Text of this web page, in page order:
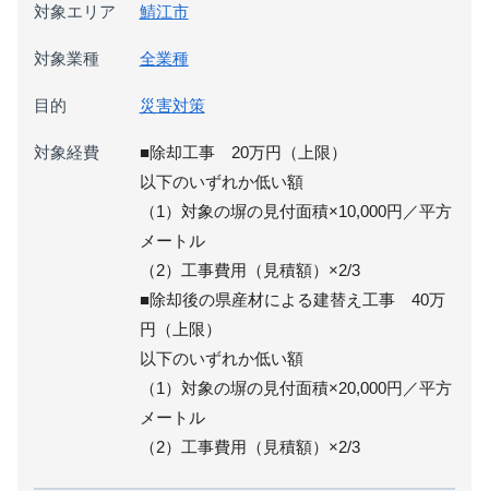
対象エリア 鯖江市
対象業種 全業種
目的 災害対策
対象経費
■除却工事 20万円（上限）
以下のいずれか低い額
（1）対象の塀の見付面積×10,000円／平方
メートル
（2）工事費用（見積額）×2/3
■除却後の県産材による建替え工事 40万
円（上限）
以下のいずれか低い額
（1）対象の塀の見付面積×20,000円／平方
メートル
（2）工事費用（見積額）×2/3